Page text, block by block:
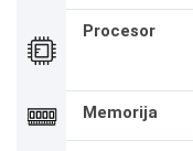
Procesor
Memorija